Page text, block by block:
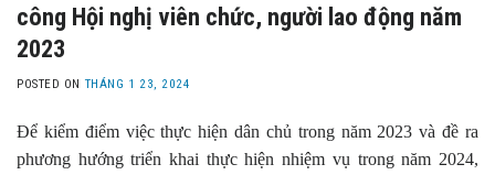
công Hội nghị viên chức, người lao động năm
2023
POSTED ON THÁNG 1 23, 2024
Để kiểm điểm việc thực hiện dân chủ trong năm 2023 và đề ra
phương hướng triển khai thực hiện nhiệm vụ trong năm 2024,